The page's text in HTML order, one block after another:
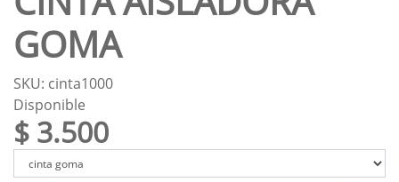
GOMA
SKU: cinta1000
Disponible
$ 3.500